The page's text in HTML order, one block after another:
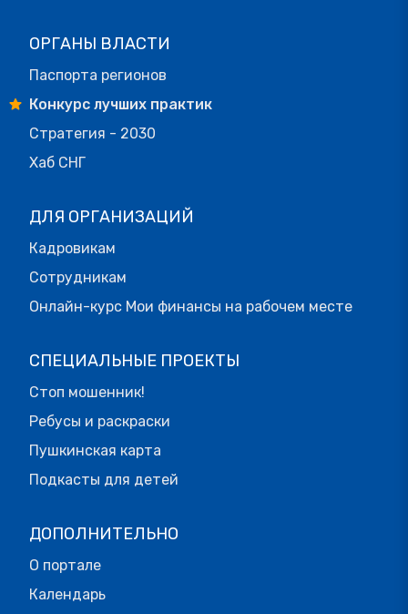
ОРГАНЫ ВЛАСТИ
Паспорта регионов
Конкурс лучших практик
Стратегия - 2030
Хаб СНГ
ДЛЯ ОРГАНИЗАЦИЙ
Кадровикам
Сотрудникам
Онлайн-курс Мои финансы на рабочем месте
СПЕЦИАЛЬНЫЕ ПРОЕКТЫ
Стоп мошенник!
Ребусы и раскраски
Пушкинская карта
Подкасты для детей
ДОПОЛНИТЕЛЬНО
О портале
Календарь